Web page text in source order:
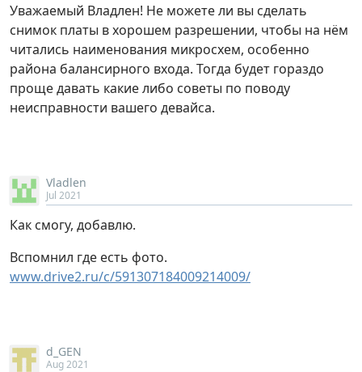
Уважаемый Владлен! Не можете ли вы сделать
снимок платы в хорошем разрешении, чтобы на нём
читались наименования микросхем, особенно
района балансирного входа. Тогда будет гораздо
проще давать какие либо советы по поводу
неисправности вашего девайса.
Vladlen
Jul 2021
Как смогу, добавлю.
Вспомнил где есть фото.
www.drive2.ru/c/591307184009214009/
d_GEN
Aug 2021